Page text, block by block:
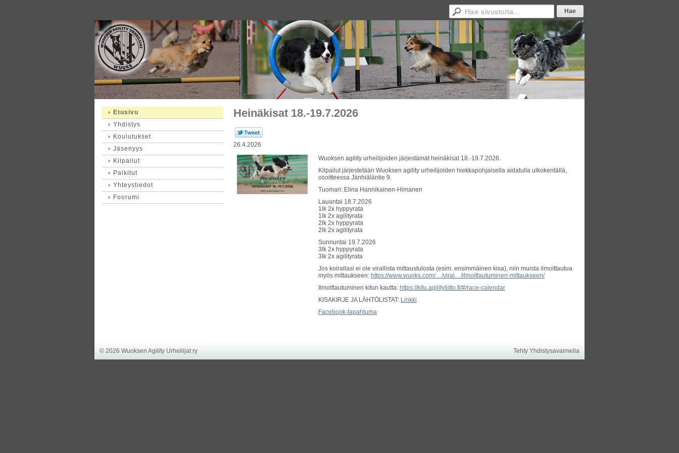
Heinäkisat 18.-19.7.2026
26.4.2026
Wuoksen agility urheilijoiden järjestämät heinäkisat 18.-19.7.2026.
Kilpailut järjestetään Wuoksen agility urheilijoiden hiekkapohjaisella aidatulla ulkokentällä,
osoitteessa Jänhiäläntie 9.
Tuomari: Elina Hannikainen-Himanen
Lauantai 18.7.2026
1lk 2x hyppyrata
1lk 2x agilityrata
2lk 2x hyppyrata
2lk 2x agilityrata
Sunnuntai 19.7.2026
3lk 2x hyppyrata
3lk 2x agilityrata
Jos koirallasi ei ole virallista mittaustulosta (esim. ensimmäinen kisa), niin muista ilmoittautua
myös mittaukseen: https://www.wuoks.com/…/viral…/ilmoittautuminen-mittaukseen/
Ilmoittautuminen kitun kautta: https://kitu.agilityliitto.fi/#/race-calendar
KISAKIRJE JA LÄHTÖLISTAT: Linkki
Facebook-tapahtuma
Etusivu
Yhdistys
Koulutukset
Jäsenyys
Kilpailut
Palkitut
Yhteystiedot
Foorumi
Tehty Yhdistysavaimella
© 2026 Wuoksen Agility Urheilijat ry